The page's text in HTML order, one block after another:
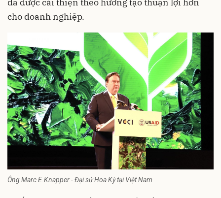
cho doanh nghiệp.
Ông Marc E.Knapper - Đại sứ Hoa Kỳ tại Việt Nam